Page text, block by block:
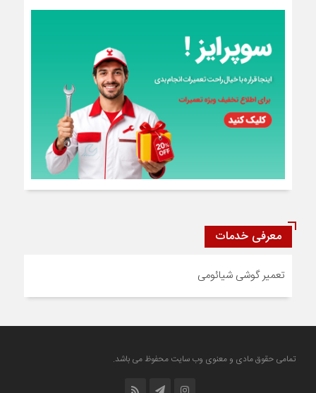
معرفی خدمات
تعمیر گوشی شیائومی
تمامی حقوق مادی و معنوی وب سایت محفوظ می باشد.